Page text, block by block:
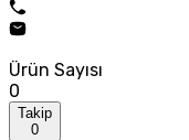
Ürün Sayısı
0
Takip
0